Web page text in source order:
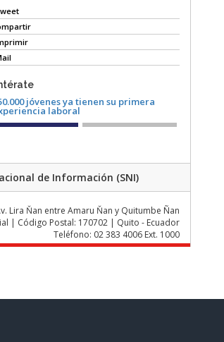
de Información (SNI)
Lira Ňan entre Amaru Ňan y Quitumbe Ñan
| Código Postal: 170702 | Quito - Ecuador
Teléfono: 02 383 4006 Ext. 1000